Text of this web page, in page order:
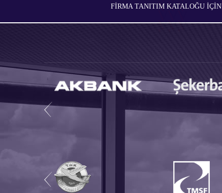
FIRMA TANITIM KATALOĞU İÇIN